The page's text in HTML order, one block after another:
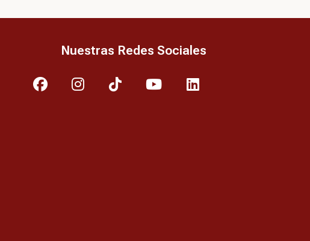
Nuestras Redes Sociales